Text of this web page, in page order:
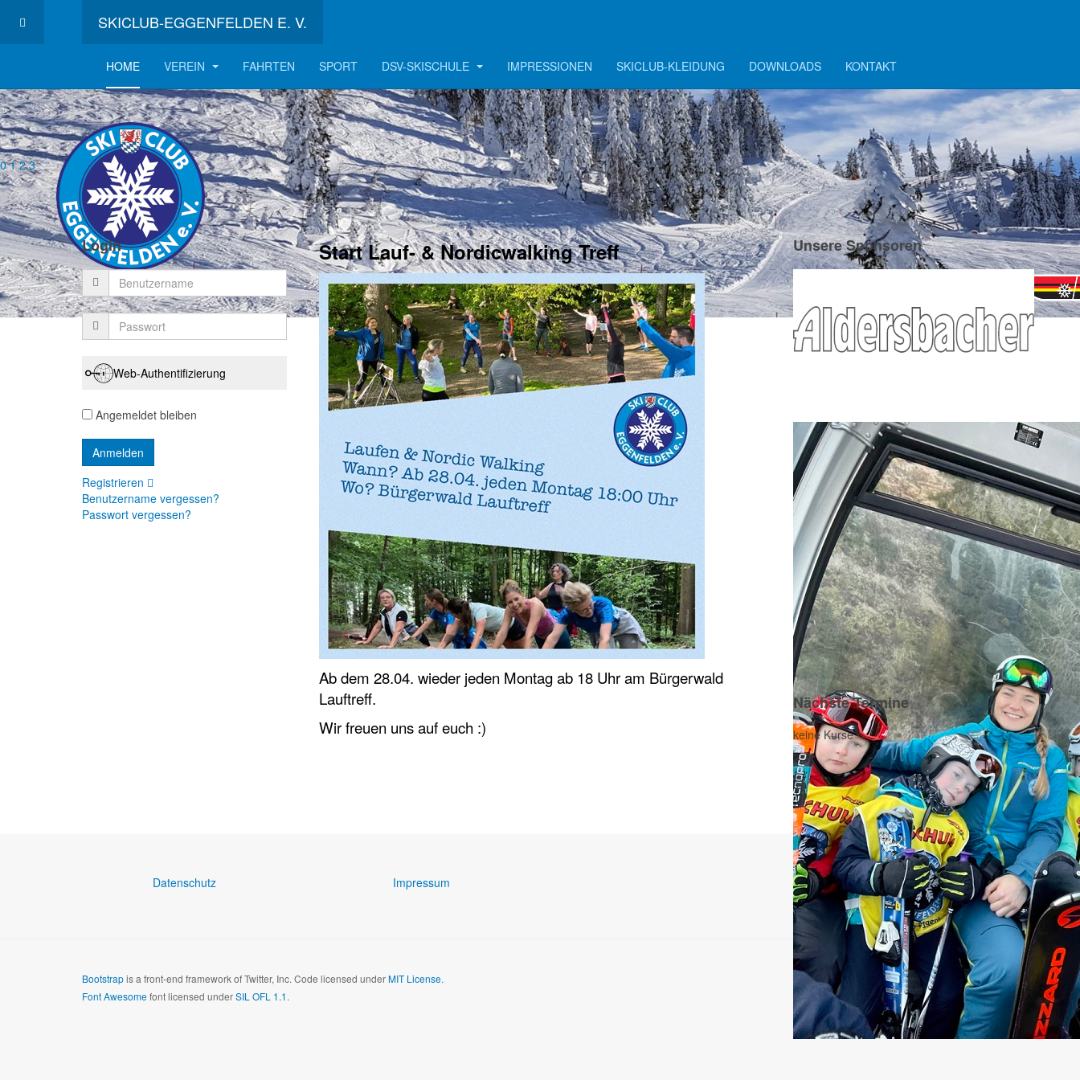
SKICLUB-EGGENFELDEN E. V.
HOME VEREIN FAHRTEN SPORT DSV-SKISCHULE IMPRESSIONEN SKICLUB-KLEIDUNG DOWNLOADS KONTAKT
0123
Start Lauf- & Nordicwalking Treff
Ab dem 28.04. wieder jeden Montag ab 18 Uhr am Bürgerwald
Lauftreff.
Wir freuen uns auf euch :)
Login
Web-Authentifizierung
Angemeldet bleiben
Registrieren
Benutzername vergessen?
Passwort vergessen?
Unsere Sponsoren
Nächste Termine
keine Kurse
Datenschutz Impressum
Bootstrapis a front-end framework of Twitter, Inc. Code licensed underMIT License.
Font Awesomefont licensed underSIL OFL 1.1.